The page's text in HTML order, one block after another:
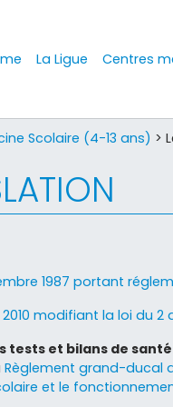
La Ligue Centres
Scolaire (4-13 ans) >
1987 portant
2010 modifiant la loi du
tests et bilans de
Règlement grand-ducal
et le